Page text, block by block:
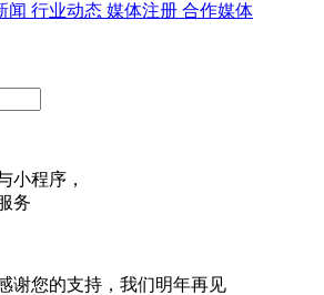
闻 行业动态 媒体注册 合作媒体
小程序，
务
谢您的支持，我们明年再见